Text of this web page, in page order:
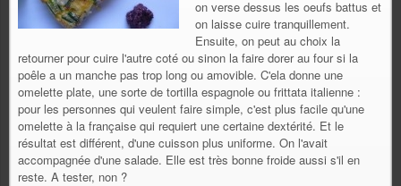
on verse dessus les oeufs battus et
on laisse cuire tranquillement.
Ensuite, on peut au choix la
retourner pour cuire l'autre coté ou sinon la faire dorer au four si la
poêle a un manche pas trop long ou amovible. C'ela donne une
omelette plate, une sorte de tortilla espagnole ou frittata italienne :
pour les personnes qui veulent faire simple, c'est plus facile qu'une
omelette à la française qui requiert une certaine dextérité. Et le
résultat est différent, d'une cuisson plus uniforme. On l'avait
accompagnée d'une salade. Elle est très bonne froide aussi s'il en
reste. A tester, non ?